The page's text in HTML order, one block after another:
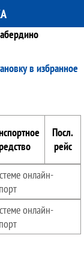
в избранное
Посл.
рейс
онлайн-
онлайн-